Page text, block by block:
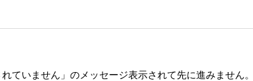
ていません」のメッセージ表示されて先に進みません。